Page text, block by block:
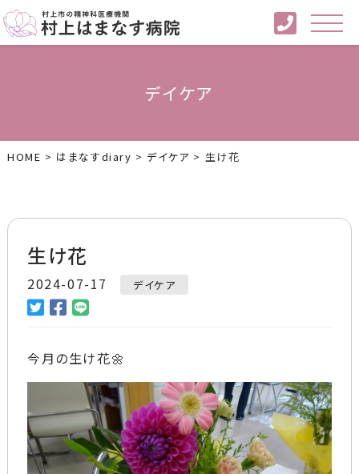
デイケア
HOME > はまなすdiary > デイケア > 生け花
生け花
2024-07-17 デイケア
今月の生け花🌼